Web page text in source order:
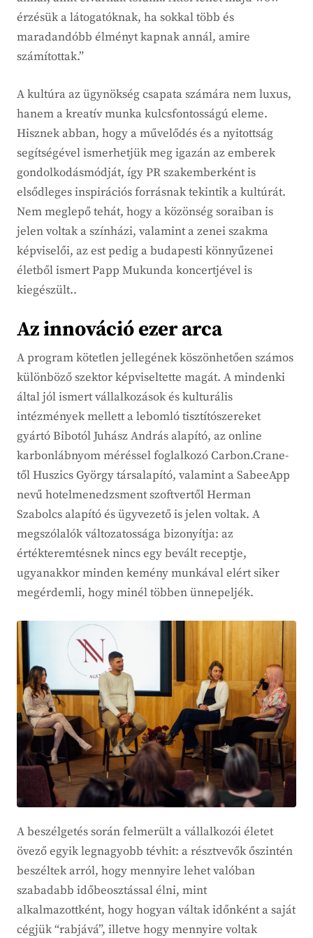
érzésük a látogatóknak, ha sokkal több és
maradandóbb élményt kapnak annál, amire
számítottak.”
A kultúra az ügynökség csapata számára nem luxus,
hanem a kreatív munka kulcsfontosságú eleme.
Hisznek abban, hogy a művelődés és a nyitottság
segítségével ismerhetjük meg igazán az emberek
gondolkodásmódját, így PR szakemberként is
elsődleges inspirációs forrásnak tekintik a kultúrát.
Nem meglepő tehát, hogy a közönség soraiban is
jelen voltak a színházi, valamint a zenei szakma
képviselői, az est pedig a budapesti könnyűzenei
életből ismert Papp Mukunda koncertjével is
kiegészült..
Az innováció ezer arca
A program kötetlen jellegének köszönhetően számos
különböző szektor képviseltette magát. A mindenki
által jól ismert vállalkozások és kulturális
intézmények mellett a lebomló tisztítószereket
gyártó Bibotól Juhász András alapító, az online
karbonlábnyom méréssel foglalkozó Carbon.Crane-
től Huszics György társalapító, valamint a SabeeApp
nevű hotelmenedzsment szoftvertől Herman
Szabolcs alapító és ügyvezető is jelen voltak. A
megszólalók változatossága bizonyítja: az
értékteremtésnek nincs egy bevált receptje,
ugyanakkor minden kemény munkával elért siker
megérdemli, hogy minél többen ünnepeljék.
A beszélgetés során felmerült a vállalkozói életet
övező egyik legnagyobb tévhit: a résztvevők őszintén
beszéltek arról, hogy mennyire lehet valóban
szabadabb időbeosztással élni, mint
alkalmazottként, hogy hogyan váltak időnként a saját
cégjük “rabjává”, illetve hogy mennyire voltak